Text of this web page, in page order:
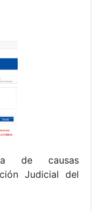
de causas
Judicial del